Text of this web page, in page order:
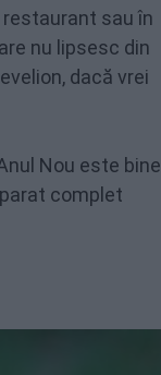
sau în
nu lipsesc din
dacă vrei
Nou este bine
complet